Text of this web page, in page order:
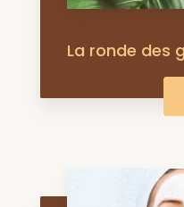
La ronde des